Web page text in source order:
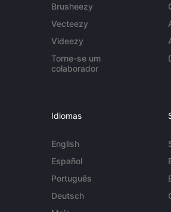
Brusheezy
Vecteezy
Videezy
Torne-se um
colaborador
Idiomas
English
Español
Português
Deutsch